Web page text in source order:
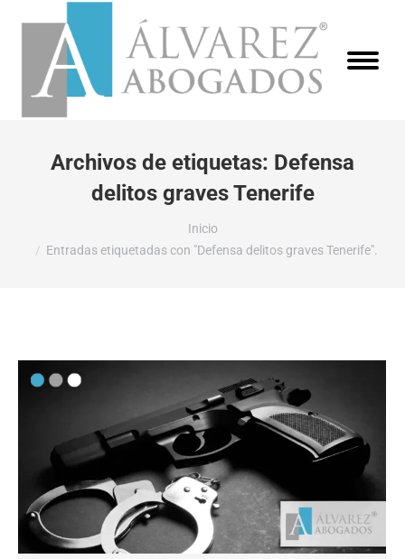
Archivos de etiquetas: Defensa
delitos graves Tenerife
Inicio
Entradas etiquetadas con "Defensa delitos graves Tenerife".